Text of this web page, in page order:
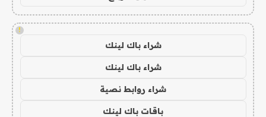
!
شراء باك لينك
شراء باك لينك
شراء روابط نصية
باقات باك لينك